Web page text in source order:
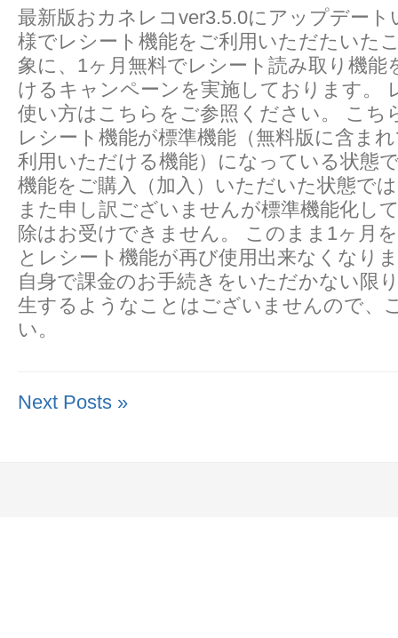
最新版おカネレコver3.5.0にアップデー
様でレシート機能をご利用いただたいた
象に、1ヶ月無料でレシート読み取り機能
けるキャンペーンを実施しております。
使い方はこちらをご参照ください。 こち
レシート機能が標準機能（無料版に含ま
利用いただける機能）になっている状態
機能をご購入（加入）いただいた状態で
また申し訳ございませんが標準機能化し
除はお受けできません。 このまま1ヶ月
とレシート機能が再び使用出来なくなり
自身で課金のお手続きをいただかない限
生するようなことはございませんので、
い。
Next Posts »